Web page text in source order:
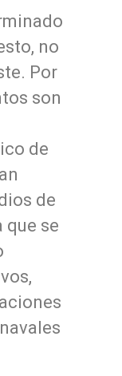
no
Por
son
de
de
que se